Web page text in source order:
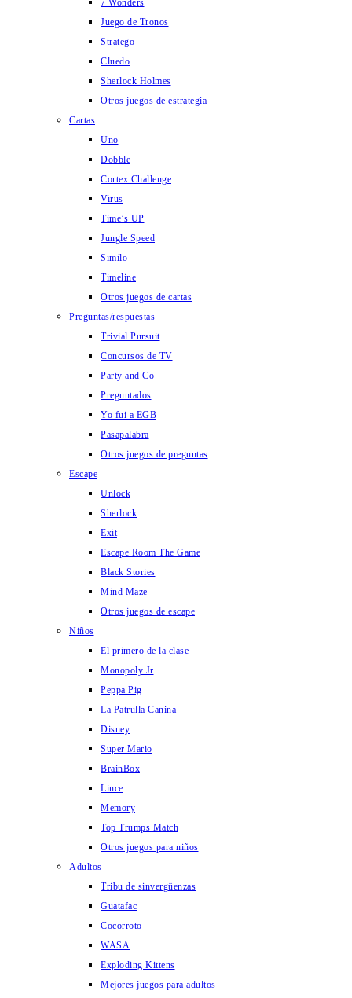
7 Wonders
Juego de Tronos
Stratego
Cluedo
Sherlock Holmes
Otros juegos de estrategia
Cartas
Uno
Dobble
Cortex Challenge
Virus
Time’s UP
Jungle Speed
Similo
Timeline
Otros juegos de cartas
Preguntas/respuestas
Trivial Pursuit
Concursos de TV
Party and Co
Preguntados
Yo fui a EGB
Pasapalabra
Otros juegos de preguntas
Escape
Unlock
Sherlock
Exit
Escape Room The Game
Black Stories
Mind Maze
Otros juegos de escape
Niños
El primero de la clase
Monopoly Jr
Peppa Pig
La Patrulla Canina
Disney
Super Mario
BrainBox
Lince
Memory
Top Trumps Match
Otros juegos para niños
Adultos
Tribu de sinvergüenzas
Guatafac
Cocorroto
WASA
Exploding Kittens
Mejores juegos para adultos